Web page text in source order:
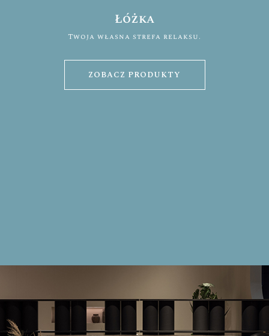
Łóżka
Twoja własna strefa relaksu.
ZOBACZ PRODUKTY